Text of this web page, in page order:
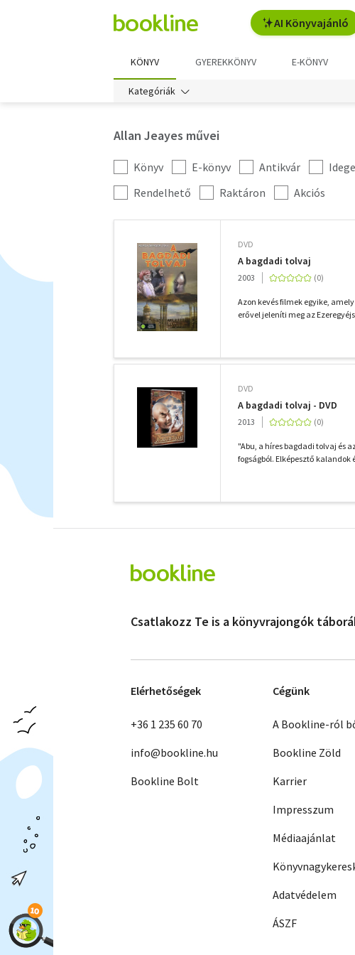
AI Könyvajánló
KÖNYV GYEREKKÖNYV E-KÖNYV
Kategóriák
Allan Jeayes művei
Kategória
szűrés
Könyv E-könyv Antikvár
További
szűrők
Rendelhető Raktáron Akciós
DVD
A bagdadi tolvaj
2003
Azon kevés filmek egyike,
erővel jeleníti meg az
DVD
A bagdadi tolvaj - DVD
2013
"Abu, a híres bagdadi tolvaj és
fogságból. Elképesztő kalandok
Csatlakozz Te is a könyvrajongók
Elérhetőségek
+36 1 235 60 70
info@bookline.hu
Bookline Bolt
Cégünk
A Bookline-ról
Bookline Zöld
Karrier
Impresszum
Médiaajánlat
Adatvédelem
ÁSZF